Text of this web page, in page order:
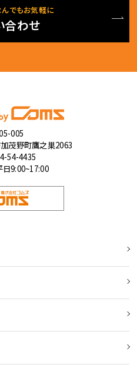
でもお気軽に
合わせ
005
茂野町鷹之巣2063
54-4435
9:00~17:00